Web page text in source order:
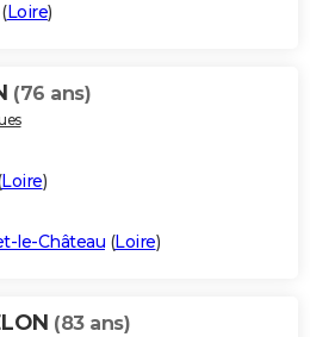
(Loire)
(76 ans)
Loire)
le-Château (Loire)
(83 ans)